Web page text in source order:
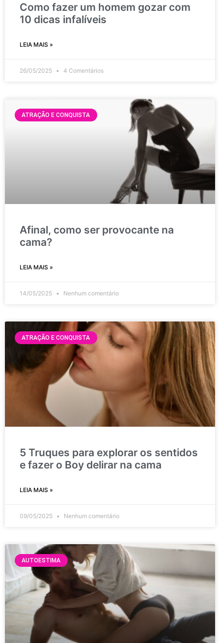
Como fazer um homem gozar com
10 dicas infalíveis
LEIA MAIS »
26/05/2025 4 Comentários
ATRAÇÃO E CONQUISTA
Afinal, como ser provocante na
cama?
LEIA MAIS »
14/05/2025 Nenhum comentário
ATRAÇÃO E CONQUISTA
5 Truques para explorar os sentidos
e fazer o Boy delirar na cama
LEIA MAIS »
09/05/2025 Nenhum comentário
AUTOESTIMA